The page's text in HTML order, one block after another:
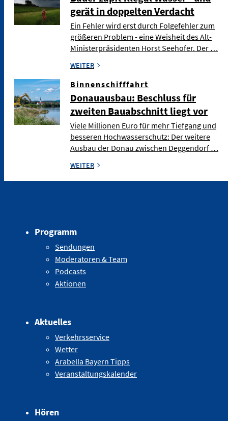
gerät in doppelten Verdacht
Ein Fehler wird erst durch Folgefehler zum
größeren Problem - eine Weisheit des Alt-
Ministerpräsidenten Horst Seehofer. Der …
WEITER
Binnenschifffahrt
Donauausbau: Beschluss für
zweiten Bauabschnitt liegt vor
Viele Millionen Euro für mehr Tiefgang und
besseren Hochwasserschutz: Der weitere
Ausbau der Donau zwischen Deggendorf …
WEITER
Programm
Sendungen
Moderatoren & Team
Podcasts
Aktionen
Aktuelles
Verkehrsservice
Wetter
Arabella Bayern Tipps
Veranstaltungskalender
Hören